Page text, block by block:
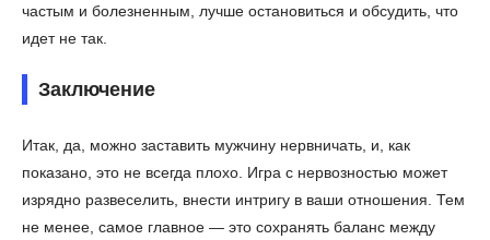
частым и болезненным, лучше остановиться и обсудить, что
идет не так.
Заключение
Итак, да, можно заставить мужчину нервничать, и, как
показано, это не всегда плохо. Игра с нервозностью может
изрядно развеселить, внести интригу в ваши отношения. Тем
не менее, самое главное — это сохранять баланс между